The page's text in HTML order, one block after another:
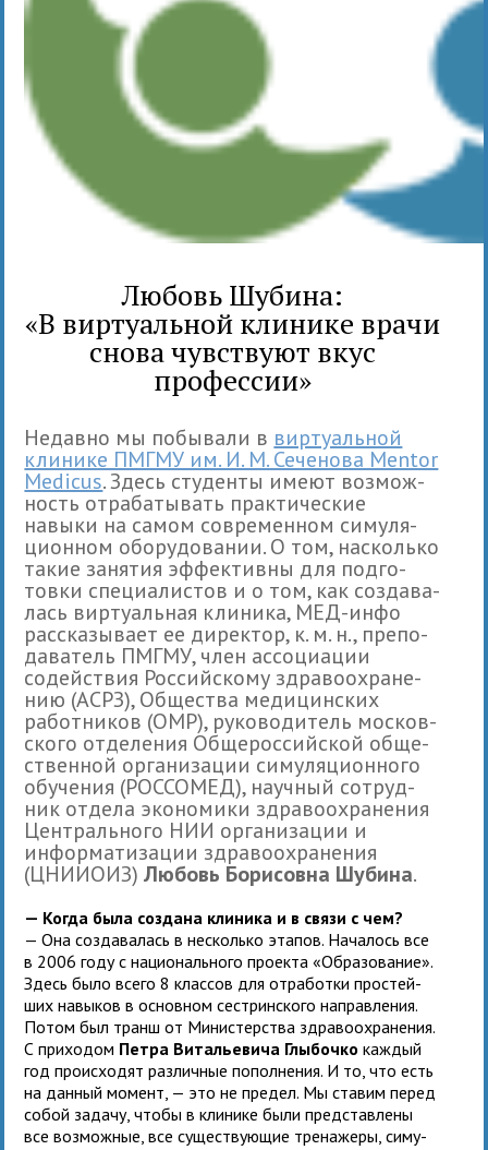
Любовь Шубина:
«В виртуальной клинике врачи
снова чувствуют вкус
профессии»
Недавно мы побы­вали в вир­ту­аль­ной
кли­нике ПМГМУ им. И. М. Сеченова Mentor
Medicus. Здесь сту­денты имеют воз­мож­
ность отра­ба­ты­вать прак­ти­че­ские
навыки на самом совре­мен­ном симу­ля­
ци­он­ном обо­ру­до­ва­нии. О том, насколько
такие заня­тия эффек­тивны для под­го­
товки спе­ци­а­ли­стов и о том, как созда­ва­
лась вир­ту­аль­ная кли­ника, МЕД-инфо
рас­ска­зы­вает ее дирек­тор, к. м. н., пре­по­
да­ва­тель ПМГМУ, член ассо­ци­а­ции
содей­ствия Российскому здра­во­охра­не­
нию (АСРЗ), Общества медицинских
работ­ни­ков (ОМР), руко­во­ди­тель мос­ков­
ского отде­ле­ния Общероссий­ской обще­
ствен­ной орга­ни­за­ции симу­ля­ци­он­ного
обу­че­ния (РОССОМЕД), науч­ный сотруд­
ник отдела эко­но­мики здра­во­охра­не­ния
Центрального НИИ орга­ни­за­ции и
инфор­ма­ти­за­ции здра­во­охра­не­ния
(ЦНИИОИЗ)Любовь Борисовна Шубина.
— Когда была создана кли­ника и в связи с чем?
— Она созда­ва­лась в несколько эта­пов. Началось все
в 2006 году с нацио­наль­ного про­екта «Образование».
Здесь было всего 8 клас­сов для отра­ботки про­стей­
ших навы­ков в основ­ном сест­рин­ского направ­ле­ния.
Потом был транш от Министерства здра­во­охра­не­ния.
С при­хо­дом Петра Витальевича Глыбочко каж­дый
год про­ис­хо­дят раз­лич­ные попол­не­ния. И то, что есть
на дан­ный момент, — это не пре­дел. Мы ста­вим перед
собой задачу, чтобы в кли­нике были пред­став­лены
все воз­мож­ные, все суще­ству­ю­щие тре­на­жеры, симу­